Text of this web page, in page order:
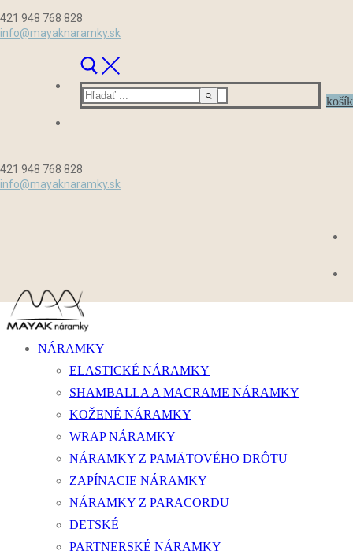
na
421 948 768 828
info@mayaknaramky.sk
Hľadať:
košík
421 948 768 828
info@mayaknaramky.sk
NÁRAMKY
ELASTICKÉ NÁRAMKY
SHAMBALLA A MACRAME NÁRAMKY
KOŽENÉ NÁRAMKY
WRAP NÁRAMKY
NÁRAMKY Z PAMÄTOVÉHO DRÔTU
ZAPÍNACIE NÁRAMKY
NÁRAMKY Z PARACORDU
DETSKÉ
PARTNERSKÉ NÁRAMKY